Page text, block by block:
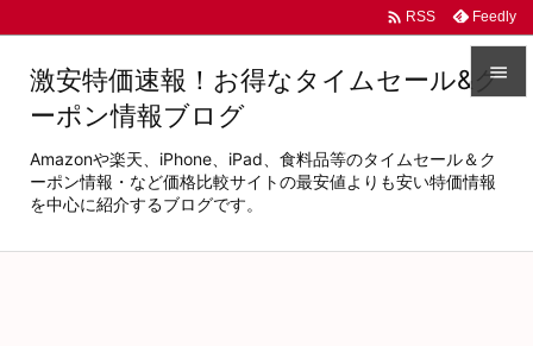



 RSS Feedly
激安特価速報！お得なタイムセール&ク
ーポン情報ブログ
Amazonや楽天、iPhone、iPad、食料品等のタイムセール＆ク
ーポン情報・など価格比較サイトの最安値よりも安い特価情報
を中心に紹介するブログです。